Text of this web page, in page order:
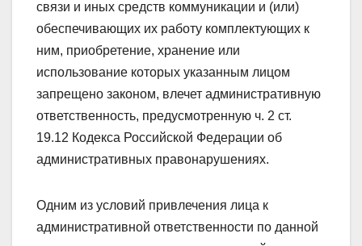
связи и иных средств коммуникации и (или)
обеспечивающих их работу комплектующих к
ним, приобретение, хранение или
использование которых указанным лицом
запрещено законом, влечет административную
ответственность, предусмотренную ч. 2 ст.
19.12 Кодекса Российской Федерации об
административных правонарушениях.
Одним из условий привлечения лица к
административной ответственности по данной